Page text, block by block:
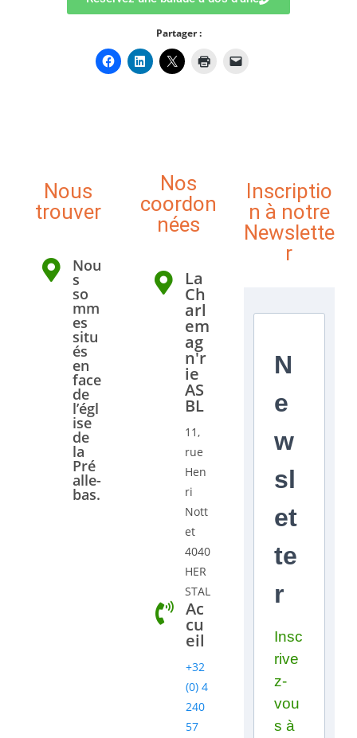
Partager :
Nous
trouver
Nou
s
so
mm
es
situ
és
en
face
de
l’égl
ise
de
la
Pré
alle-
bas.
Nos
coordon
nées
La
Ch
arl
em
ag
n'r
ie
AS
BL
11,
rue
Hen
ri
Nott
et
4040
HER
STAL
Ac
cu
eil
+32
(0) 4
240
57
Inscriptio
n à notre
Newslette
r
N
e
w
sl
et
te
r
Insc
rive
z-
vou
s à